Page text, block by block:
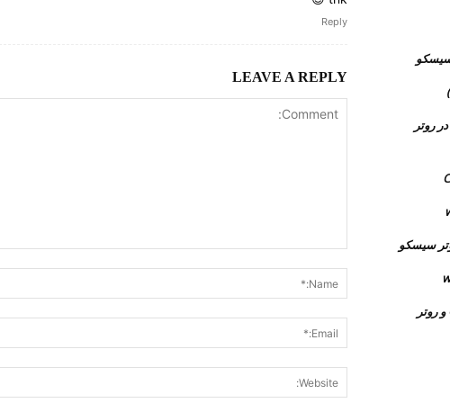
Reply
LEAVE A REPLY
ویدیو رجیستر کردن SIP Phone در روتر
ویدیو ایجاد SIP Trunk بین CUCM و روتر